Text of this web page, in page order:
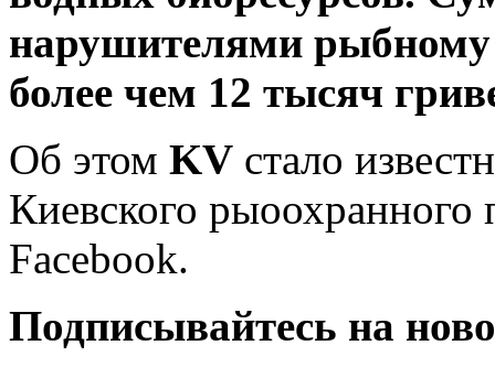
нарушителями рыбному
более чем 12 тысяч
Об этом KV стало
Киевского рыоохранного
Facebook.
Подписывайтесь на